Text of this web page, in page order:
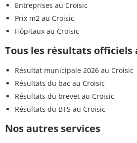
Entreprises au Croisic
Prix m2 au Croisic
Hôpitaux au Croisic
Tous les résultats officiels
Résultat municipale 2026 au Croisic
Résultats du bac au Croisic
Résultats du brevet au Croisic
Résultats du BTS au Croisic
Nos autres services